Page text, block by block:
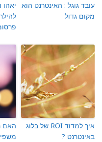
עובד גוגל : האינטרנט הוא
מקום גדול
יאהו
איך למדוד ROI של בלוג
באינטרנט ?
האם